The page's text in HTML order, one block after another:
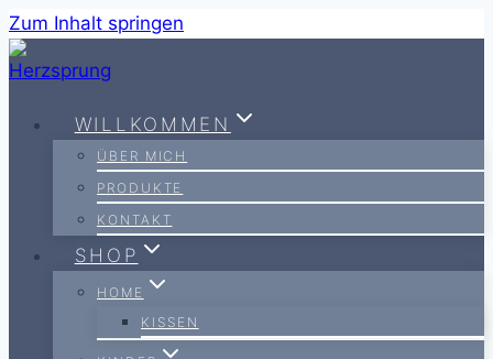
Zum Inhalt springen
WILLKOMMEN
ÜBER MICH
PRODUKTE
KONTAKT
SHOP
HOME
KISSEN